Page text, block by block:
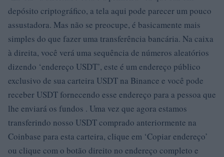
depósito criptográfico, a tela aqui pode parecer um pouco
assustadora. Mas não se preocupe, é basicamente mais
simples do que fazer uma transferência bancária. Na caixa
à direita, você verá uma sequência de números aleatórios
dizendo ‘endereço USDT’, este é um endereço público
exclusivo de sua carteira USDT na Binance e você pode
receber USDT fornecendo esse endereço para a pessoa que
lhe enviará os fundos . Uma vez que agora estamos
transferindo nosso USDT comprado anteriormente na
Coinbase para esta carteira, clique em ‘Copiar endereço’
ou clique com o botão direito no endereço completo e